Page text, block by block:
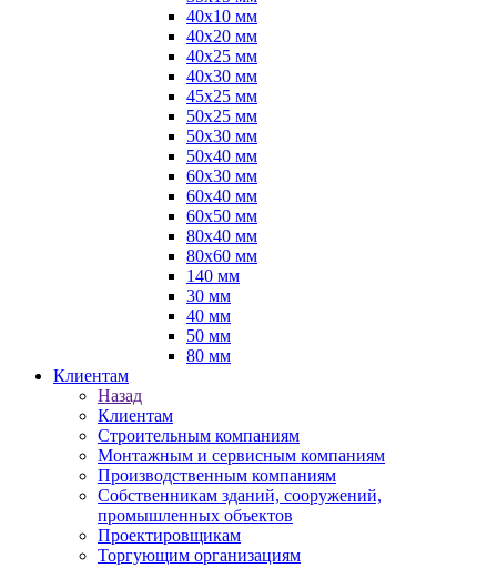
40х10 мм
40х20 мм
40х25 мм
40х30 мм
45х25 мм
50х25 мм
50х30 мм
50х40 мм
60х30 мм
60х40 мм
60х50 мм
80х40 мм
80х60 мм
140 мм
30 мм
40 мм
50 мм
80 мм
Клиентам
Назад
Клиентам
Строительным компаниям
Монтажным и сервисным компаниям
Производственным компаниям
Собственникам зданий, сооружений,
промышленных объектов
Проектировщикам
Торгующим организациям